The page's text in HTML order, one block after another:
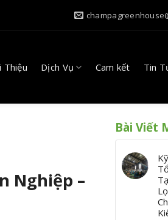
Thiệu Dịch Vụ Cam kết Tin
Nghiệp –
Bài Viết